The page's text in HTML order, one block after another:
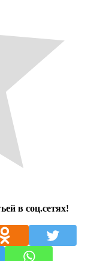
в соц.сетях!